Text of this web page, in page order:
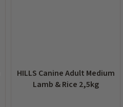
HILLS Canine Adult Medium
Lamb & Rice 2,5kg